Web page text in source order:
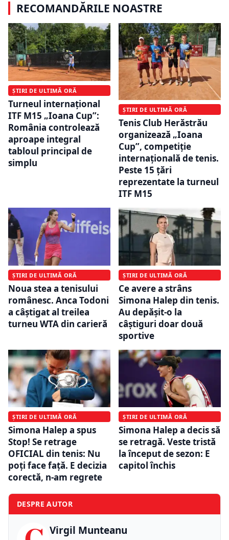
RECOMANDĂRILE NOASTRE
ȘTIRI DE ULTIMĂ ORĂ
Turneul internațional
ITF M15 „Ioana Cup”:
România controlează
aproape integral
tabloul principal de
simplu
ȘTIRI DE ULTIMĂ ORĂ
Tenis Club Herăstrău
organizează „Ioana
Cup”, competiție
internațională de tenis.
Peste 15 țări
reprezentate la turneul
ITF M15
ȘTIRI DE ULTIMĂ ORĂ
Noua stea a tenisului
românesc. Anca Todoni
a câștigat al treilea
turneu WTA din carieră
ȘTIRI DE ULTIMĂ ORĂ
Ce avere a strâns
Simona Halep din tenis.
Au depășit-o la
câștiguri doar două
sportive
ȘTIRI DE ULTIMĂ ORĂ
Simona Halep a spus
Stop! Se retrage
OFICIAL din tenis: Nu
poți face față. E decizia
corectă, n-am regrete
ȘTIRI DE ULTIMĂ ORĂ
Simona Halep a decis să
se retragă. Veste tristă
la început de sezon: E
capitol închis
DESPRE AUTOR
Virgil Munteanu